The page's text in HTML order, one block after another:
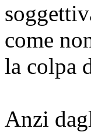
come
la colpa
Anzi